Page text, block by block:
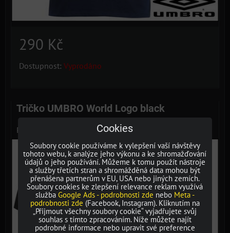
290 Kč
Dostupnost: Vyprodáno
Tričko UMBRO World Logo black
Pánské tričko Umbro s krátkým rukávem
Cookies
Soubory cookie používáme k vylepšení vaší návštěvy
tohoto webu, k analýze jeho výkonu a ke shromažďování
údajů o jeho používání. Můžeme k tomu použít nástroje
a služby třetích stran a shromážděná data mohou být
přenášena partnerům v EU, USA nebo jiných zemích.
Soubory cookies ke zlepšení relevance reklam využívá
služba Google Ads - podrobnosti zde nebo Meta -
podrobnosti zde (Facebook, Instagram). Kliknutím na
„Přijmout všechny soubory cookie“ vyjadřujete svůj
souhlas s tímto zpracováním. Níže můžete najít
podrobné informace nebo upravit své preference